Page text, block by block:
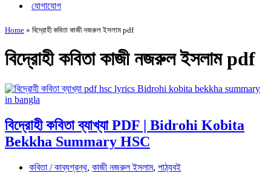
যোগাযোগ
Home » বিদ্রোহী কবিতা কাজী নজরুল ইসলাম pdf
বিদ্রোহী কবিতা কাজী নজরুল ইসলাম pdf
বিদ্রোহী কবিতা ব্যাখ্যা PDF | Bidrohi Kobita
Bekkha Summary HSC
কবিতা / কাব্যগ্রন্থ, কাজী নজরুল ইসলাম, পাঠ্যবই